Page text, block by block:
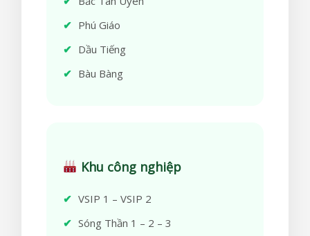
Phú Giáo
Dầu Tiếng
Bàu Bàng
Khu công nghiệp
VSIP 1 – VSIP 2
Sóng Thần 1 – 2 – 3